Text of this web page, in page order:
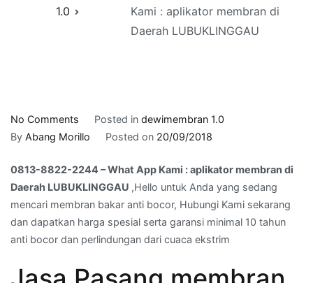
1.0
Kami : aplikator membran di
Daerah LUBUKLINGGAU
No Comments
0813-
2244
–
What
App
Kami
aplikator
Posted in dewimembran 1.0
By Abang Morillo Posted on 20/09/2018
0813-8822-2244 – What App Kami : aplikator membran di
Daerah LUBUKLINGGAU ,Hello untuk Anda yang sedang
mencari membran bakar anti bocor, Hubungi Kami sekarang
dan dapatkan harga spesial serta garansi minimal 10 tahun
anti bocor dan perlindungan dari cuaca ekstrim